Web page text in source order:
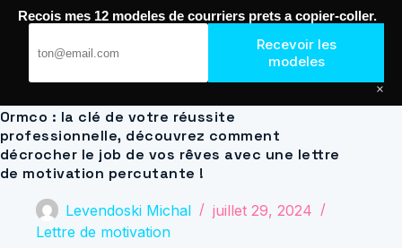
Passer
Ormco : la clé de votre réussite
professionnelle, découvrez comment
décrocher le job de vos rêves avec une lettre
de motivation percutante !
Levendoski Michal
juillet 29, 2024
Lettre de motivation
Recois mes 12 modeles de courriers prets a copier-coller.
Recevoir les
modeles
×